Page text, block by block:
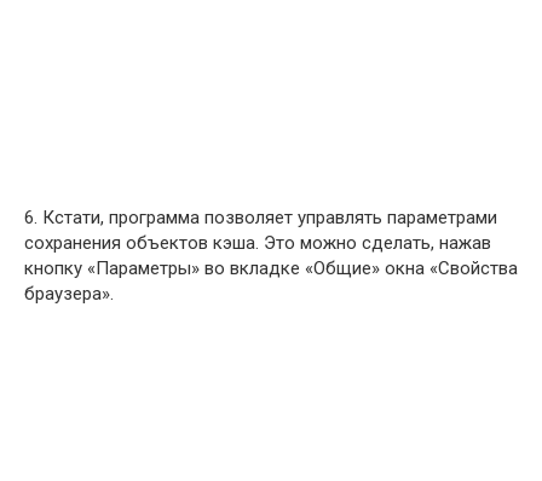
6. Кстати, программа позволяет управлять параметрами
сохранения объектов кэша. Это можно сделать, нажав
кнопку «Параметры» во вкладке «Общие» окна «Свойства
браузера».